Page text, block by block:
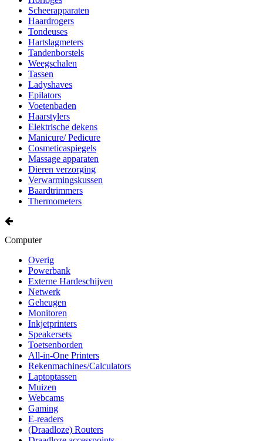
Scheerapparaten
Haardrogers
Tondeuses
Hartslagmeters
Tandenborstels
Weegschalen
Tassen
Ladyshaves
Epilators
Voetenbaden
Haarstylers
Elektrische dekens
Manicure/ Pedicure
Cosmeticaspiegels
Massage apparaten
Dieren verzorging
Verwarmingskussen
Baardtrimmers
Thermometers
Computer
Overig
Powerbank
Externe Hardeschijven
Netwerk
Geheugen
Monitoren
Inkjetprinters
Speakersets
Toetsenborden
All-in-One Printers
Rekenmachines/Calculators
Laptoptassen
Muizen
Webcams
Gaming
E-readers
(Draadloze) Routers